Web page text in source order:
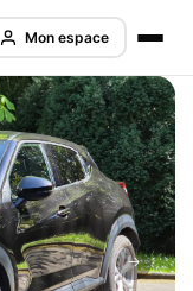
Mon espace